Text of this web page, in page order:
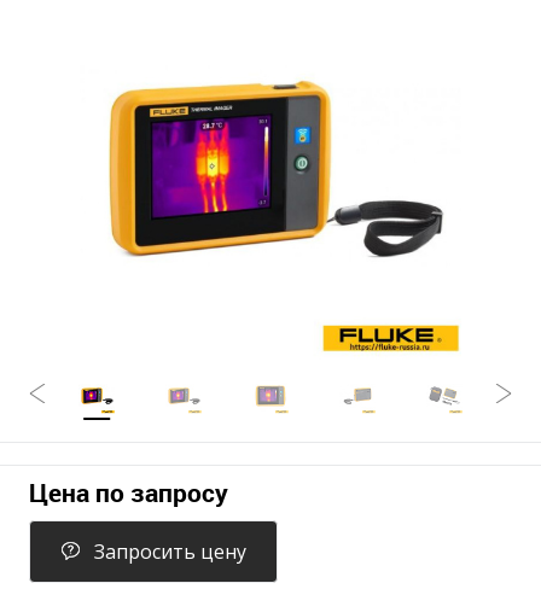
Цена по запросу
Запросить цену